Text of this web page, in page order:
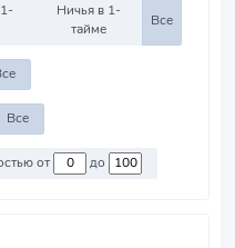
Ничья в 1-
тайме
Все
Все
Против команд со стоимостью от до